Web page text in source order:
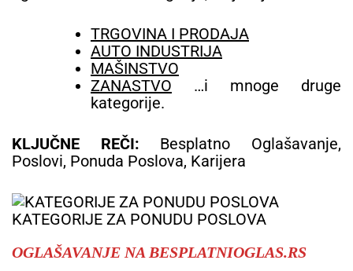
TRGOVINA I PRODAJA
AUTO INDUSTRIJA
MAŠINSTVO
ZANASTVO …i mnoge druge
kategorije.
KLJUČNE REČI: Besplatno Oglašavanje,
Poslovi, Ponuda Poslova, Karijera
KATEGORIJE ZA PONUDU POSLOVA
OGLAŠAVANJE NA BESPLATNIOGLAS.RS